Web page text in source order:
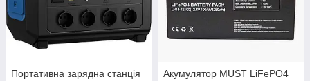
Портативна зарядна станція
Акумулятор MUST LiFePO4